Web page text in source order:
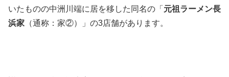
いたものの中洲川端に居を移した同名の「 元祖ラーメン長
浜家 （通称：家②）」の3店舗があります。